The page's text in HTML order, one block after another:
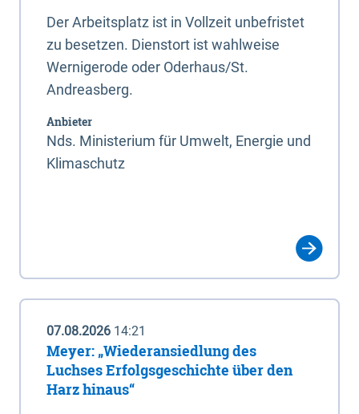
Der Arbeitsplatz ist in Vollzeit unbefristet
zu besetzen. Dienstort ist wahlweise
Wernigerode oder Oderhaus/St.
Andreasberg.
Anbieter
Nds. Ministerium für Umwelt, Energie und
Klimaschutz
07.08.2026 14:21
Meyer: „Wiederansiedlung des
Luchses Erfolgsgeschichte über den
Harz hinaus“